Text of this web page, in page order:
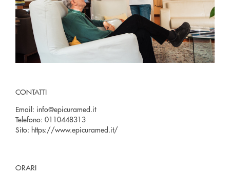
CONTATTI
Email: info@epicuramed.it
Telefono: 0110448313
Sito: https://www.epicuramed.it/
ORARI